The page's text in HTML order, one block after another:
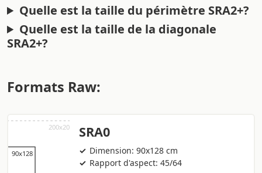
Quelle est la taille du périmètre SRA2+?
Quelle est la taille de la diagonale
SRA2+?
Formats Raw:
SRA0
Dimension: 90x128 cm
Rapport d'aspect: 45/64